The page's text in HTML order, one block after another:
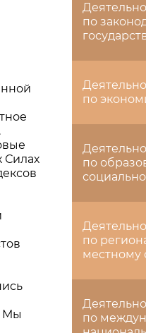
Силах
Мы
по
по
по
по
местному
по